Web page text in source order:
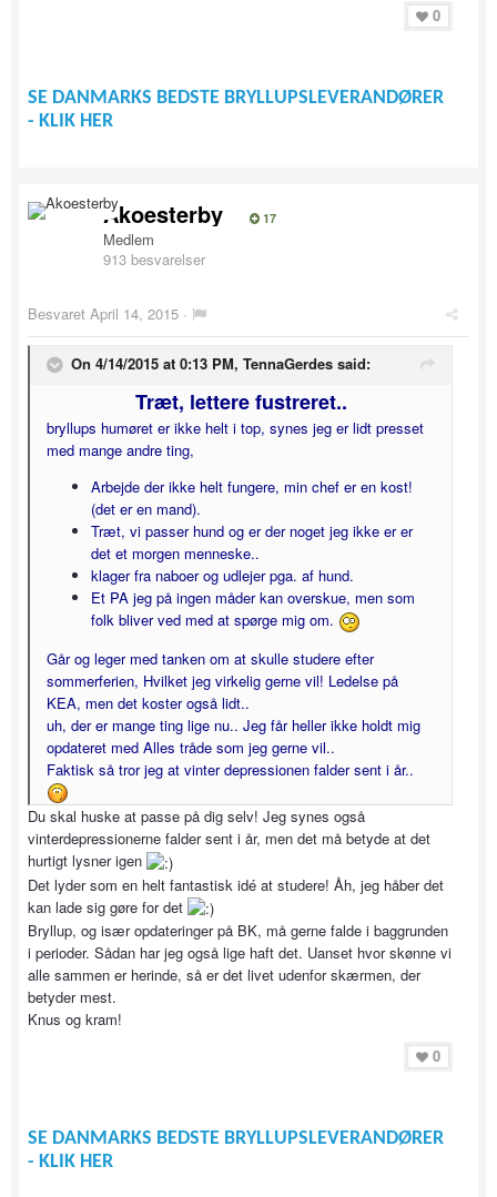
0
SE DANMARKS BEDSTE BRYLLUPSLEVERANDØRER
- KLIK HER
Akoesterby 17
Medlem
913 besvarelser
Besvaret April 14, 2015 ·
On 4/14/2015 at 0:13 PM, TennaGerdes said:
Træt, lettere fustreret..
bryllups humøret er ikke helt i top, synes jeg er lidt presset
med mange andre ting,
Arbejde der ikke helt fungere, min chef er en kost!
(det er en mand).
Træt, vi passer hund og er der noget jeg ikke er er
det et morgen menneske..
klager fra naboer og udlejer pga. af hund.
Et PA jeg på ingen måder kan overskue, men som
folk bliver ved med at spørge mig om.
Går og leger med tanken om at skulle studere efter
sommerferien, Hvilket jeg virkelig gerne vil! Ledelse på
KEA, men det koster også lidt..
uh, der er mange ting lige nu.. Jeg får heller ikke holdt mig
opdateret med Alles tråde som jeg gerne vil..
Faktisk så tror jeg at vinter depressionen falder sent i år..
Du skal huske at passe på dig selv! Jeg synes også
vinterdepressionerne falder sent i år, men det må betyde at det
hurtigt lysner igen
Det lyder som en helt fantastisk idé at studere! Åh, jeg håber det
kan lade sig gøre for det
Bryllup, og især opdateringer på BK, må gerne falde i baggrunden
i perioder. Sådan har jeg også lige haft det. Uanset hvor skønne vi
alle sammen er herinde, så er det livet udenfor skærmen, der
betyder mest.
Knus og kram!
0
SE DANMARKS BEDSTE BRYLLUPSLEVERANDØRER
- KLIK HER